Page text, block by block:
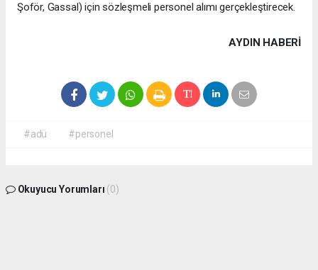
Şoför, Gassal) için sözleşmeli personel alımı gerçekleştirecek.
AYDIN HABERİ
#adü #personel
Okuyucu Yorumları (0)